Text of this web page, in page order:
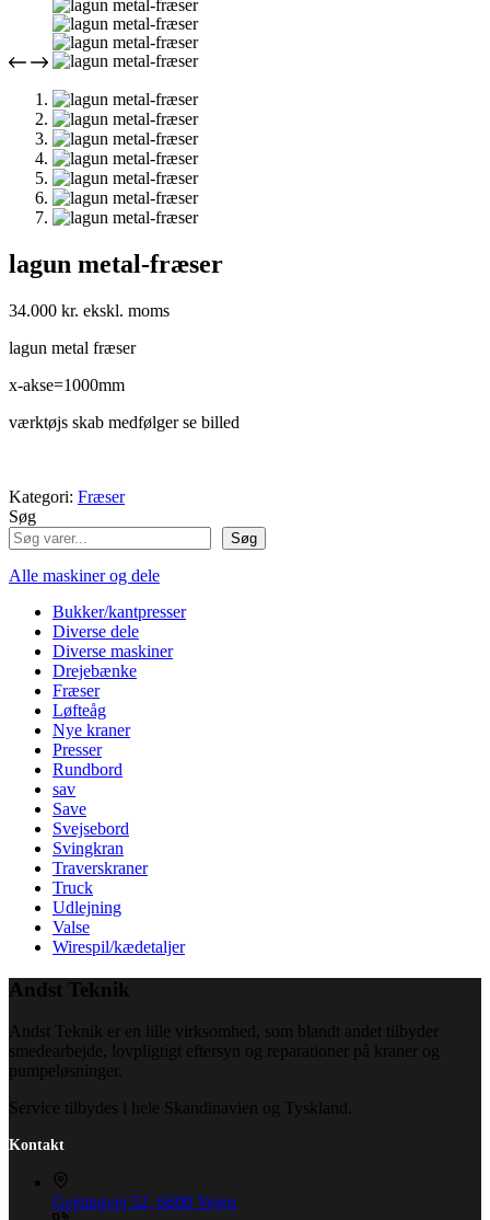
lagun metal-fræser
34.000 kr.
lagun metal fræser
x-akse=1000mm
værktøjs skab medfølger se billed
Kategori: Fræser
Søg
Søg
Alle maskiner og dele
Bukker/kantpresser
Diverse dele
Diverse maskiner
Drejebænke
Fræser
Løfteåg
Nye kraner
Presser
Rundbord
sav
Save
Svejsebord
Svingkran
Traverskraner
Truck
Udlejning
Valse
Wirespil/kædetaljer
Andst Teknik
Andst Teknik er en lille virksomhed, som blandt andet tilbyder
smedearbejde, lovpligtigt eftersyn og reparationer på kraner og
pumpeløsninger.
Service tilbydes i hele Skandinavien og Tyskland.
Kontakt
Gejsingvej 52, 6600 Vejen